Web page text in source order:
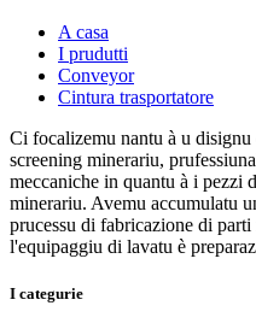
A casa
I prudutti
Conveyor
Cintura trasportatore
Ci focalizemu nantu à u
screening minerariu,
meccaniche in quantu à i pezzi
minerariu. Avemu accumulatu
prucessu di fabricazione di
l'equipaggiu di lavatu è
I categurie